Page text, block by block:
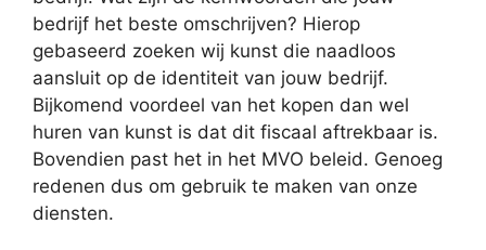
bedrijf het beste omschrijven? Hierop
gebaseerd zoeken wij kunst die naadloos
aansluit op de identiteit van jouw bedrijf.
Bijkomend voordeel van het kopen dan wel
huren van kunst is dat dit fiscaal aftrekbaar is.
Bovendien past het in het MVO beleid. Genoeg
redenen dus om gebruik te maken van onze
diensten.